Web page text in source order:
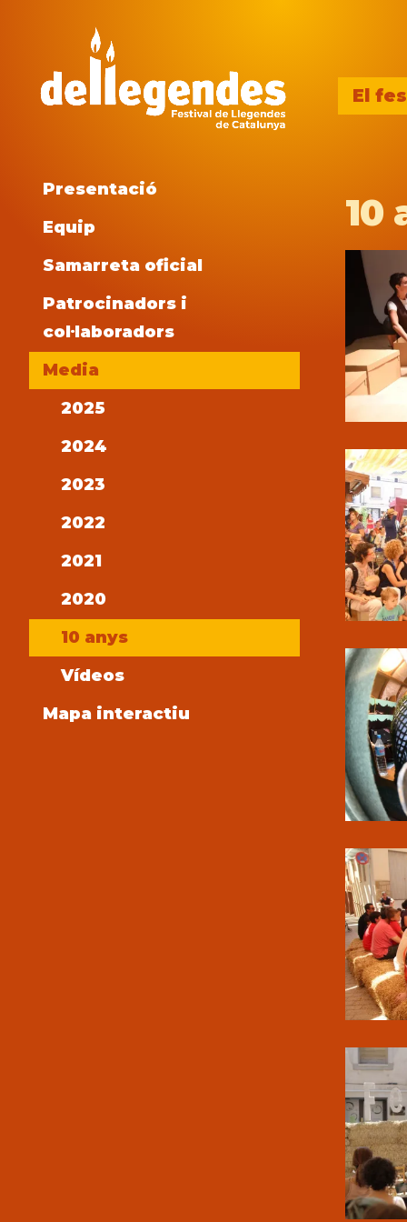
El
10
Presentació
Equip
Samarreta oficial
Patrocinadors i
col·laboradors
Media
2025
2024
2023
2022
2021
2020
10 anys
Vídeos
Mapa interactiu